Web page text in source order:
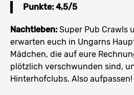
Punkte: 4,5/5
Nachtleben: Super Pub Crawls
erwarten euch in Ungarns
Mädchen, die auf eure
plötzlich verschwunden sind,
Hinterhofclubs. Also aufpassen!